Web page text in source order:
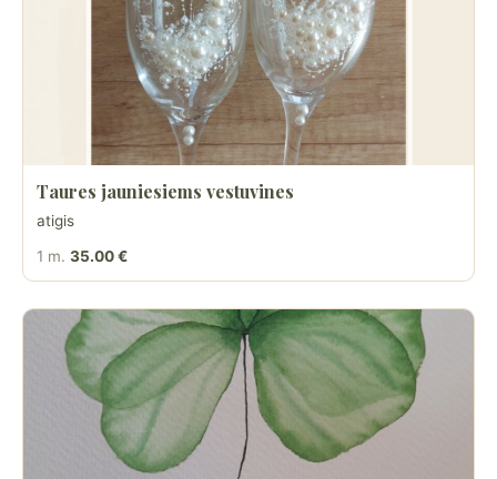
Taures jauniesiems vestuvines
atigis
1 m. 35.00 €